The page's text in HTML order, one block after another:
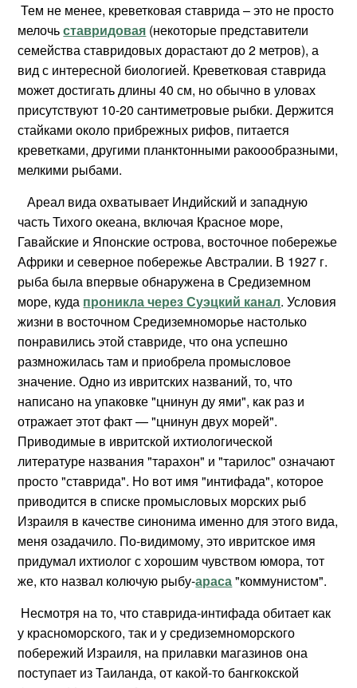
Тем не менее, креветковая ставрида – это не просто
мелочьставридовая (некоторые представители
семейства ставридовых дорастают до 2 метров), а
вид с интересной биологией. Креветковая ставрида
может достигать длины 40 см, но обычно в уловах
присутствуют 10-20 сантиметровые рыбки. Держится
стайками около прибрежных рифов, питается
креветками, другими планктонными ракоообразными,
мелкими рыбами.
Ареал вида охватывает Индийский и западную
часть Тихого океана, включая Красное море,
Гавайские и Японские острова, восточное побережье
Африки и северное побережье Австралии. В 1927 г.
рыба была впервые обнаружена в Средиземном
море, куда проникла через Суэцкий канал. Условия
жизни в восточном Средиземноморье настолько
понравились этой ставриде, что она успешно
размножилась там и приобрела промысловое
значение. Одно из ивритских названий, то, что
написано на упаковке "цнинун ду ями", как раз и
отражает этот факт — "цнинун двух морей".
Приводимые в ивритской ихтиологической
литературе названия "тарахон" и "тарилос" означают
просто "ставрида". Но вот имя "интифада", которое
приводится в списке промысловых морских рыб
Израиля в качестве синонима именно для этого вида,
меня озадачило. По-видимому, это ивритское имя
придумал ихтиолог с хорошим чувством юмора, тот
же, кто назвал колючую рыбу-араса"коммунистом".
Несмотря на то, что ставрида-интифада обитает как
у красноморского, так и у средиземноморского
побережий Израиля, на прилавки магазинов она
поступает из Таиланда, от какой-то бангкокской